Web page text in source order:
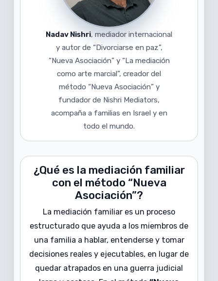
Nadav Nishri, mediador internacional
y autor de “Divorciarse en paz”,
“Nueva Asociación” y “La mediación
como arte marcial”, creador del
método “Nueva Asociación” y
fundador de Nishri Mediators,
acompaña a familias en Israel y en
todo el mundo.
¿Qué es la mediación familiar
con el método “Nueva
Asociación”?
La mediación familiar es un proceso
estructurado que ayuda a los miembros de
una familia a hablar, entenderse y tomar
decisiones reales y ejecutables, en lugar de
quedar atrapados en una guerra judicial